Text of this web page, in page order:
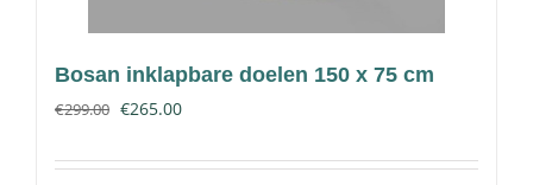
Bosan inklapbare doelen 150 x 75 cm
€299.00 €265.00